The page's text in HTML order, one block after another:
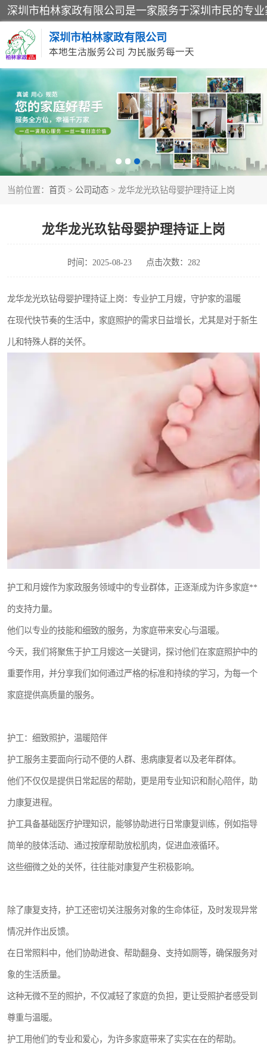
深圳市柏林家政有限公司
本地生活服务公司 为民服务每一天
当前位置： 首页 > 公司动态 > 龙华龙光玖钻母婴护理持证上岗
龙华龙光玖钻母婴护理持证上岗
时间：2025-08-23 点击次数：282
龙华龙光玖钻母婴护理持证上岗：专业护工月嫂，守护家的温暖
在现代快节奏的生活中，家庭照护的需求日益增长，尤其是对于新生
儿和特殊人群的关怀。
护工和月嫂作为家政服务领域中的专业群体，正逐渐成为许多家庭**
的支持力量。
他们以专业的技能和细致的服务，为家庭带来安心与温暖。
今天，我们将聚焦于护工月嫂这一关键词，探讨他们在家庭照护中的
重要作用，并分享我们如何通过严格的标准和持续的学习，为每一个
家庭提供高质量的服务。
护工：细致照护，温暖陪伴
护工服务主要面向行动不便的人群、患病康复者以及老年群体。
他们不仅仅是提供日常起居的帮助，更是用专业知识和耐心陪伴，助
力康复进程。
护工具备基础医疗护理知识，能够协助进行日常康复训练，例如指导
简单的肢体活动、通过按摩帮助放松肌肉，促进血液循环。
这些细微之处的关怀，往往能对康复产生积极影响。
除了康复支持，护工还密切关注服务对象的生命体征，及时发现异常
情况并作出反馈。
在日常照料中，他们协助进食、帮助翻身、支持如厕等，确保服务对
象的生活质量。
这种无微不至的照护，不仅减轻了家庭的负担，更让受照护者感受到
尊重与温暖。
护工用他们的专业和爱心，为许多家庭带来了实实在在的帮助。
家居保洁
家庭保姆